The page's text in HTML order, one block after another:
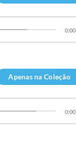
0:00
Apenas na Coleção
0:00